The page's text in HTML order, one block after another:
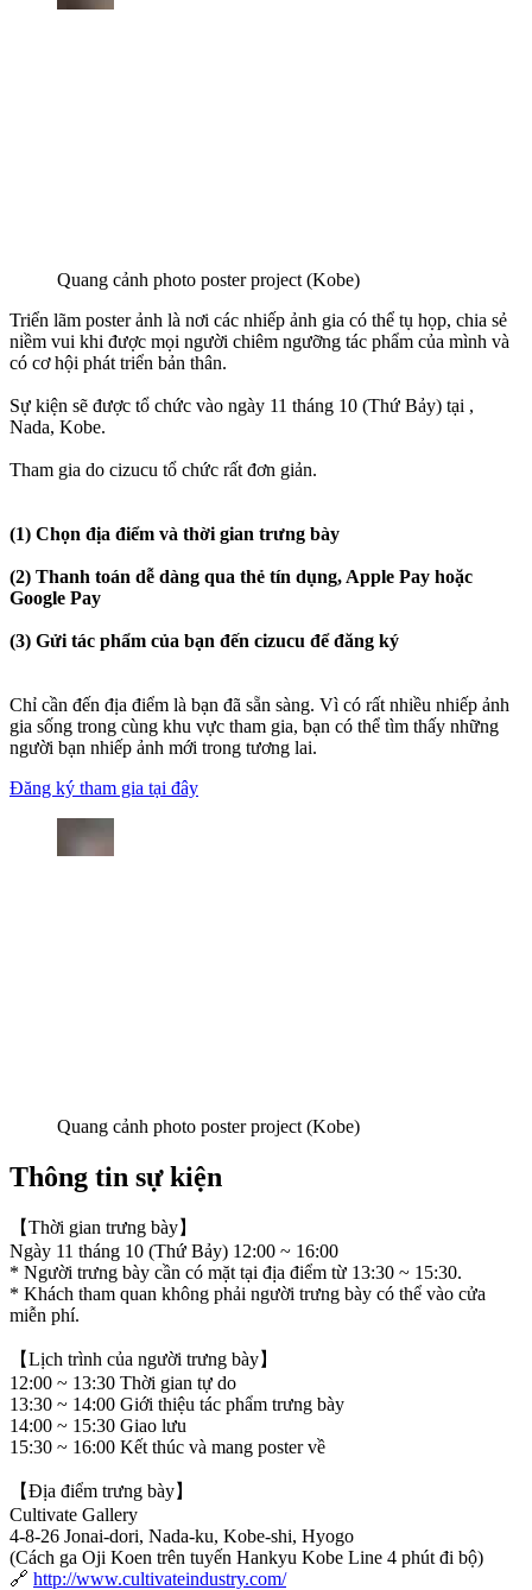
Quang cảnh photo poster project (Kobe)
Triển lãm poster ảnh là nơi các nhiếp ảnh gia có thể tụ họp, chia sẻ
niềm vui khi được mọi người chiêm ngưỡng tác phẩm của mình và
có cơ hội phát triển bản thân.
Sự kiện sẽ được tổ chức vào ngày 11 tháng 10 (Thứ Bảy) tại ,
Nada, Kobe.
Tham gia do cizucu tổ chức rất đơn giản.
(1) Chọn địa điểm và thời gian trưng bày
(2) Thanh toán dễ dàng qua thẻ tín dụng, Apple Pay hoặc
Google Pay
(3) Gửi tác phẩm của bạn đến cizucu để đăng ký
Chỉ cần đến địa điểm là bạn đã sẵn sàng. Vì có rất nhiều nhiếp ảnh
gia sống trong cùng khu vực tham gia, bạn có thể tìm thấy những
người bạn nhiếp ảnh mới trong tương lai.
Đăng ký tham gia tại đây
Quang cảnh photo poster project (Kobe)
Thông tin sự kiện
【Thời gian trưng bày】
Ngày 11 tháng 10 (Thứ Bảy) 12:00 ~ 16:00
* Người trưng bày cần có mặt tại địa điểm từ 13:30 ~ 15:30.
* Khách tham quan không phải người trưng bày có thể vào cửa
miễn phí.
【Lịch trình của người trưng bày】
12:00 ~ 13:30 Thời gian tự do
13:30 ~ 14:00 Giới thiệu tác phẩm trưng bày
14:00 ~ 15:30 Giao lưu
15:30 ~ 16:00 Kết thúc và mang poster về
【Địa điểm trưng bày】
Cultivate Gallery
4-8-26 Jonai-dori, Nada-ku, Kobe-shi, Hyogo
(Cách ga Oji Koen trên tuyến Hankyu Kobe Line 4 phút đi bộ)
🔗 http://www.cultivateindustry.com/